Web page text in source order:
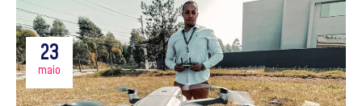
23
maio